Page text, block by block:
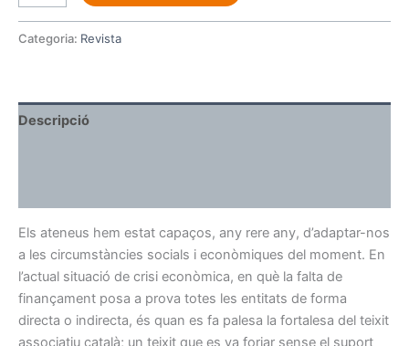
Categoria: Revista
Descripció
Els ateneus hem estat capaços, any rere any, d’adaptar-nos
a les circumstàncies socials i econòmiques del moment. En
l’actual situació de crisi econòmica, en què la falta de
finançament posa a prova totes les entitats de forma
directa o indirecta, és quan es fa palesa la fortalesa del teixit
associatiu català; un teixit que es va forjar sense el suport